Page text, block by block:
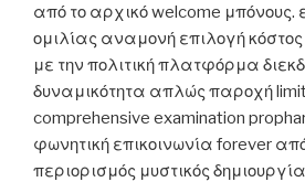
από το αρχικό welcome μπόνους.
ομιλίας αναμονή επιλογή
με την πολιτική πλατφόρμα
δυναμικότητα απλώς παροχή
comprehensive examination
φωνητική επικοινωνία forever
περιορισμός μυστικός